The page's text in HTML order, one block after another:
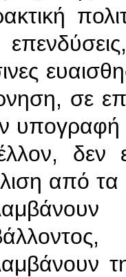
σε
υπογραφή
δεν
από